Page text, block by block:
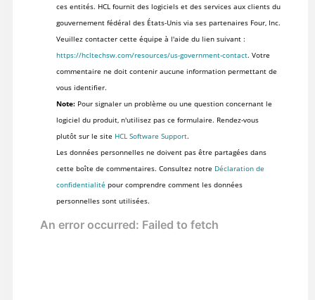
ces entités. HCL fournit des logiciels et des services aux clients du
gouvernement fédéral des États-Unis via ses partenaires Four, Inc.
Veuillez contacter cette équipe à l'aide du lien suivant :
https://hcltechsw.com/resources/us-government-contact. Votre
commentaire ne doit contenir aucune information permettant de
vous identifier.
Note:Pour signaler un problème ou une question concernant le
logiciel du produit, n'utilisez pas ce formulaire. Rendez-vous
plutôt sur le site HCL Software Support.
Les données personnelles ne doivent pas être partagées dans
cette boîte de commentaires. Consultez notre Déclaration de
confidentialité pour comprendre comment les données
personnelles sont utilisées.